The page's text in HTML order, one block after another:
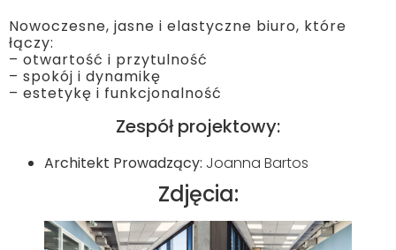
Nowoczesne, jasne i elastyczne biuro, które
łączy:
– otwartość i przytulność
– spokój i dynamikę
– estetykę i funkcjonalność
Zespół projektowy:
Architekt Prowadzący: Joanna Bartos
Zdjęcia: